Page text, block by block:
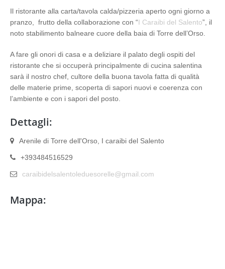
Il ristorante alla carta/tavola calda/pizzeria aperto ogni giorno a
pranzo,
frutto della collaborazione con “I Caraibi del Salento”, il
noto stabilimento balneare cuore della baia di Torre dell’Orso.
A fare gli onori di casa e a deliziare il palato degli ospiti del
ristorante che si occuperà principalmente di cucina salentina
sarà il nostro chef, cultore della buona tavola fatta di qualità
delle materie prime, scoperta di sapori nuovi e coerenza con
l’ambiente e con i sapori del posto.
Dettagli:
Arenile di Torre dell'Orso, I caraibi del Salento
+393484516529
caraibidelsalentoleduesorelle@gmail.com
Mappa: